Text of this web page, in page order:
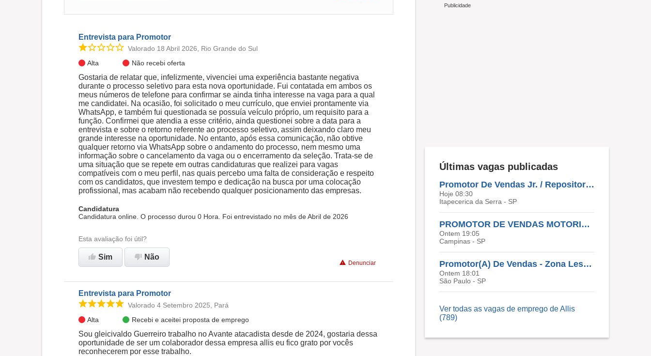
Entrevista para Promotor
Valorado 18 Abril 2026, Rio Grande do Sul
Alta
Não recebi oferta
Gostaria de relatar que, infelizmente, vivenciei uma experiência bastante negativa
durante o processo seletivo para esta nova oportunidade. Fui contatada em ambos os
meus números de telefone para confirmar se ainda tinha interesse na vaga para a qual
me candidatei. Na ocasião, foi solicitado o meu currículo, que enviei prontamente via
WhatsApp, e também fui questionada se possuía veículo próprio, um requisito para a
função. Confirmei que atendia a esse critério, ainda questionei sobre a data para a
entrevista e sobre o retorno referente ao processo seletivo, assim deixando claro meu
grande interesse na oportunidade. No entanto, após essa comunicação, não obtive
qualquer retorno via WhatsApp sobre o andamento do processo, nem mesmo uma
informação sobre o cancelamento da vaga ou o encerramento da seleção. Trata-se de
uma situação que se repete em outras candidaturas que realizei para vagas
compatíveis com o meu perfil, nas quais percebo uma falta de consideração e respeito
com os candidatos, que investem tempo e dedicação na busca por uma colocação
profissional, mas acabam não recebendo qualquer posicionamento das empresas.
Candidatura
Candidatura online. O processo durou 0 Hora. Foi entrevistado no mês de Abril de 2026
Esta avaliação foi útil?
Sim Não
Denunciar
Entrevista para Promotor
Valorado 4 Setembro 2025, Pará
Alta
Recebi e aceitei proposta de emprego
Sou gleicivaldo Guerreiro trabalho no Avante atacadista desde de 2024, gostaria dessa
oportunidade de ser um colaborador dessa empresa allis eu fico grato por vocês
reconhecerem por esse trabalho.
Últimas vagas publicadas
Promotor De Vendas Jr. / Repositor De Mercadorias - Itapecerica Da Serra - SP
Hoje 08:30
Itapecerica da Serra - SP
PROMOTOR DE VENDAS MOTORIZADO - SUMARÉ E HORTOLANDIA
Ontem 19:05
Campinas - SP
Promotor(A) De Vendas - Zona Leste SP
Ontem 18:01
São Paulo - SP
Ver todas as vagas de emprego de Allis
(789)